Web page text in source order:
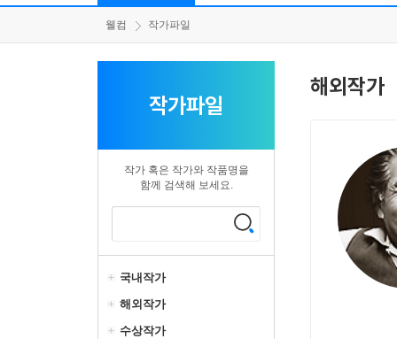
웰컴 작가파일
작가파일
작가 혹은 작가와 작품명을
함께 검색해 보세요.
국내작가
해외작가
수상작가
해외작가